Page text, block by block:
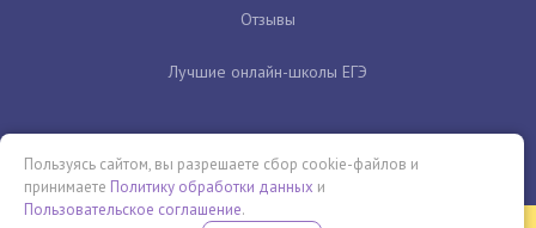
Отзывы
Лучшие онлайн-школы ЕГЭ
Пользуясь сайтом, вы разрешаете сбор cookie-файлов и
принимаете Политику обработки данных и
Пользовательское соглашение.